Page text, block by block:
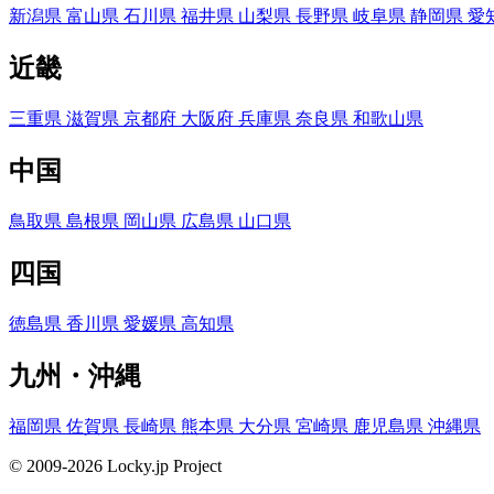
新潟県 富山県 石川県 福井県 山梨県 長野県 岐阜県 静岡県 愛
近畿
三重県 滋賀県 京都府 大阪府 兵庫県 奈良県 和歌山県
中国
鳥取県 島根県 岡山県 広島県 山口県
四国
徳島県 香川県 愛媛県 高知県
九州・沖縄
福岡県 佐賀県 長崎県 熊本県 大分県 宮崎県 鹿児島県 沖縄県
© 2009-2026 Locky.jp Project